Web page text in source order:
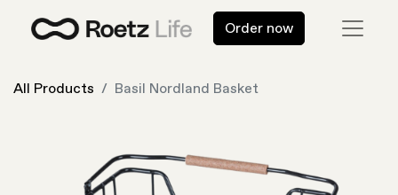
Order now
All Products Basil Nordland Basket